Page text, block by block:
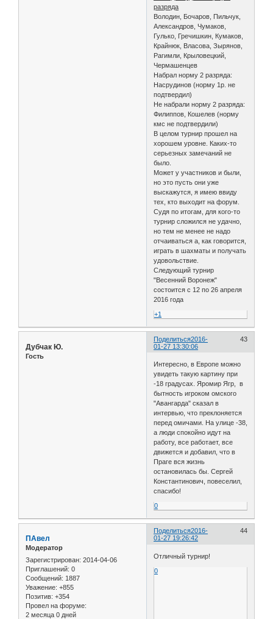
разряда
Володин, Бочаров, Пильчук,
Александров, Чумаков,
Гулько, Гречишкин, Кумаков,
Крайнюк, Власова, Зырянов,
Рагимли, Крыловецкий,
Чермашенцев
Набрал норму 2 разряда:
Насрудинов (норму 1р. не
подтвердил)
Не набрали норму 2 разряда:
Филиппов, Кошелев (норму
кмс не подтвердили)
В целом турнир прошел на
хорошем уровне. Каких-то
серьезных замечаний не
было.
Может у участников и были,
но это пусть они уже
выскажутся, я имею ввиду
тех, кто выходит на форум.
Судя по итогам, для кого-то
турнир сложился не удачно,
но тем не менее не надо
отчаиваться а, как говорится,
играть в шахматы и получать
удовольствие.
Следующий турнир
"Весенний Воронеж"
состоится с 12 по 26 апреля
2016 года
+1
Поделиться 43
2016-
01-27 13:30:06
Дубчак Ю.
Гость
Интересно, в Европе можно
увидеть такую картину при
-18 градусах. Яромир Ягр, в
бытность игроком омского
"Авангарда" сказал в
интервью, что преклоняется
перед омичами. На улице -38,
а люди спокойно идут на
работу, все работает, все
движется и добавил, что в
Праге вся жизнь
остановилась бы. Сергей
Константинович, повеселил,
спасибо!
0
Поделиться 44
2016-
01-27 19:26:42
ПАвел
Модератор
Зарегистрирован: 2014-04-06
Приглашений: 0
Сообщений: 1887
Уважение: +855
Позитив: +354
Провел на форуме:
2 месяца 0 дней
Отличный турнир!
0